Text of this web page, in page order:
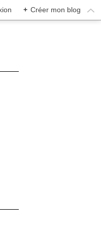
+ Créer mon blog